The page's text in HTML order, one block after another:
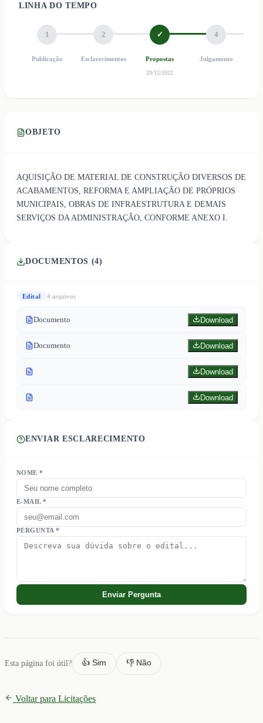
LINHA DO TEMPO
1
Publicação
2
Esclarecimentos
✓
Propostas
20/12/2022
4
Julgamento
OBJETO
AQUISIÇÃO DE MATERIAL DE CONSTRUÇÃO DIVERSOS DE
ACABAMENTOS, REFORMA E AMPLIAÇÃO DE PRÓPRIOS
MUNICIPAIS, OBRAS DE INFRAESTRUTURA E DEMAIS
SERVIÇOS DA ADMINISTRAÇÃO, CONFORME ANEXO I.
DOCUMENTOS (4)
Edital 4arquivos
Documento Download
Documento Download
Download
Download
ENVIAR ESCLARECIMENTO
NOME *
E-MAIL *
PERGUNTA *
Enviar Pergunta
Esta página foi útil? 👍 Sim 👎 Não
Voltar para Licitações